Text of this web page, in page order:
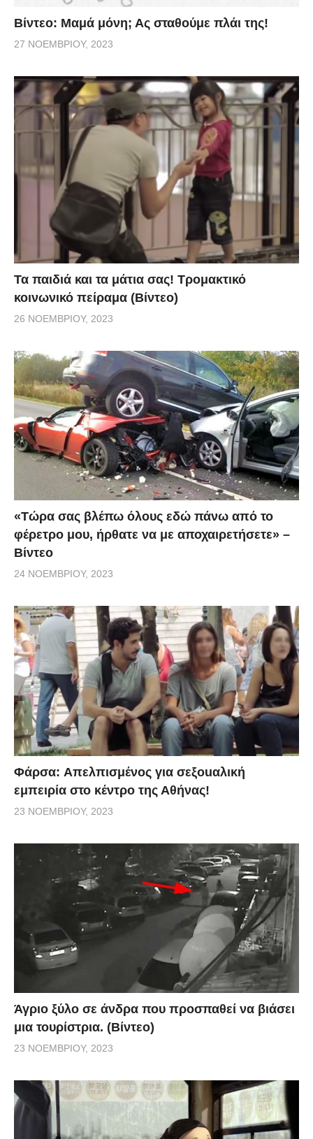
Βίντεο: Μαμά μόνη; Ας σταθούμε πλάι της!
27 ΝΟΕΜΒΡΊΟΥ, 2023
Τα παιδιά και τα μάτια σας! Τρομακτικό
κοινωνικό πείραμα (Βίντεο)
26 ΝΟΕΜΒΡΊΟΥ, 2023
«Τώρα σας βλέπω όλους εδώ πάνω από το
φέρετρο μου, ήρθατε να με αποχαιρετήσετε» –
Βίντεο
24 ΝΟΕΜΒΡΊΟΥ, 2023
Φάρσα: Aπελπισμένος για σεξοuαλική
εμπειρία στο κέντρο της Αθήνας!
23 ΝΟΕΜΒΡΊΟΥ, 2023
Άγριο ξύλο σε άνδρα που προσπαθεί να βιάσει
μια τουρίστρια. (Βίντεο)
23 ΝΟΕΜΒΡΊΟΥ, 2023